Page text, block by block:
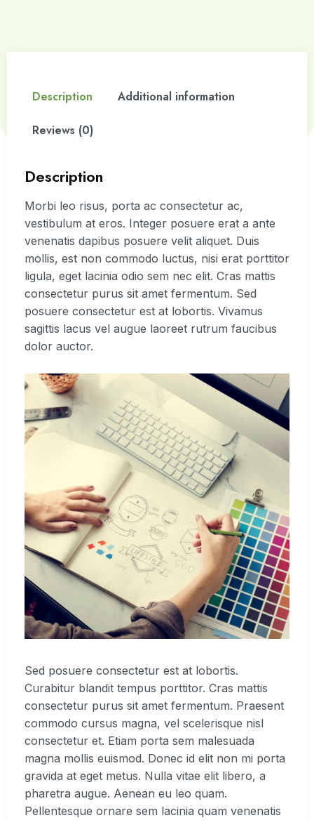
Description Additional information
Reviews (0)
Description
Morbi leo risus, porta ac consectetur ac,
vestibulum at eros. Integer posuere erat a ante
venenatis dapibus posuere velit aliquet. Duis
mollis, est non commodo luctus, nisi erat porttitor
ligula, eget lacinia odio sem nec elit. Cras mattis
consectetur purus sit amet fermentum. Sed
posuere consectetur est at lobortis. Vivamus
sagittis lacus vel augue laoreet rutrum faucibus
dolor auctor.
Sed posuere consectetur est at lobortis.
Curabitur blandit tempus porttitor. Cras mattis
consectetur purus sit amet fermentum. Praesent
commodo cursus magna, vel scelerisque nisl
consectetur et. Etiam porta sem malesuada
magna mollis euismod. Donec id elit non mi porta
gravida at eget metus. Nulla vitae elit libero, a
pharetra augue. Aenean eu leo quam.
Pellentesque ornare sem lacinia quam venenatis